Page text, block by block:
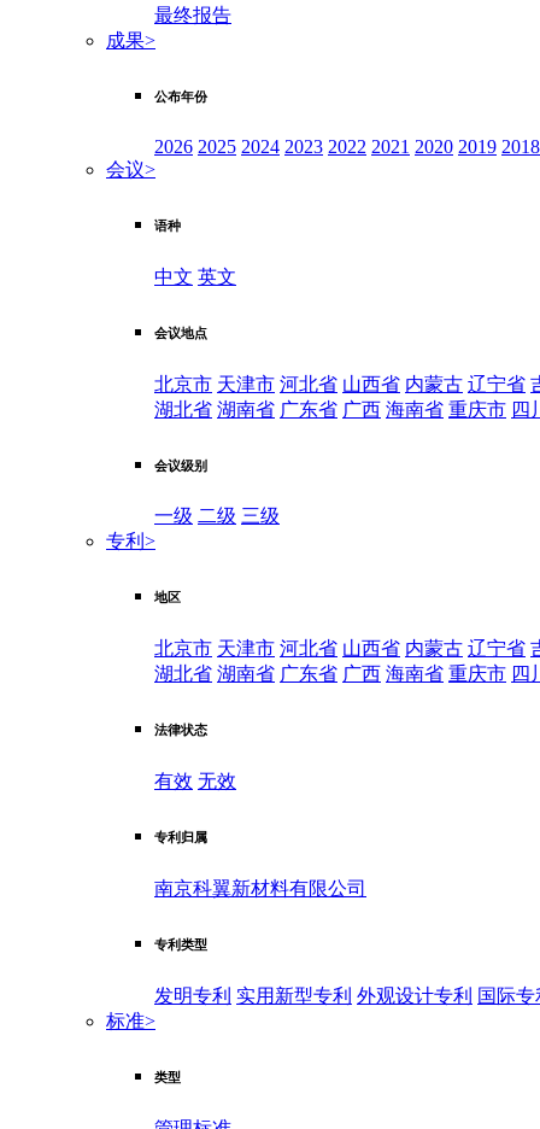
最终报告
成果>
公布年份
2026 2025 2024 2023 2022 2021 2020 2019 2018
会议>
语种
中文 英文
会议地点
北京市 天津市 河北省 山西省 内蒙古 辽宁省
湖北省 湖南省 广东省 广西 海南省 重庆市 四
会议级别
一级 二级 三级
专利 >
地区
北京市 天津市 河北省 山西省 内蒙古 辽宁省
湖北省 湖南省 广东省 广西 海南省 重庆市 四
法律状态
有效 无效
专利归属
南京科翼新材料有限公司
专利类型
发明专利 实用新型专利 外观设计专利 国际专
标准>
类型